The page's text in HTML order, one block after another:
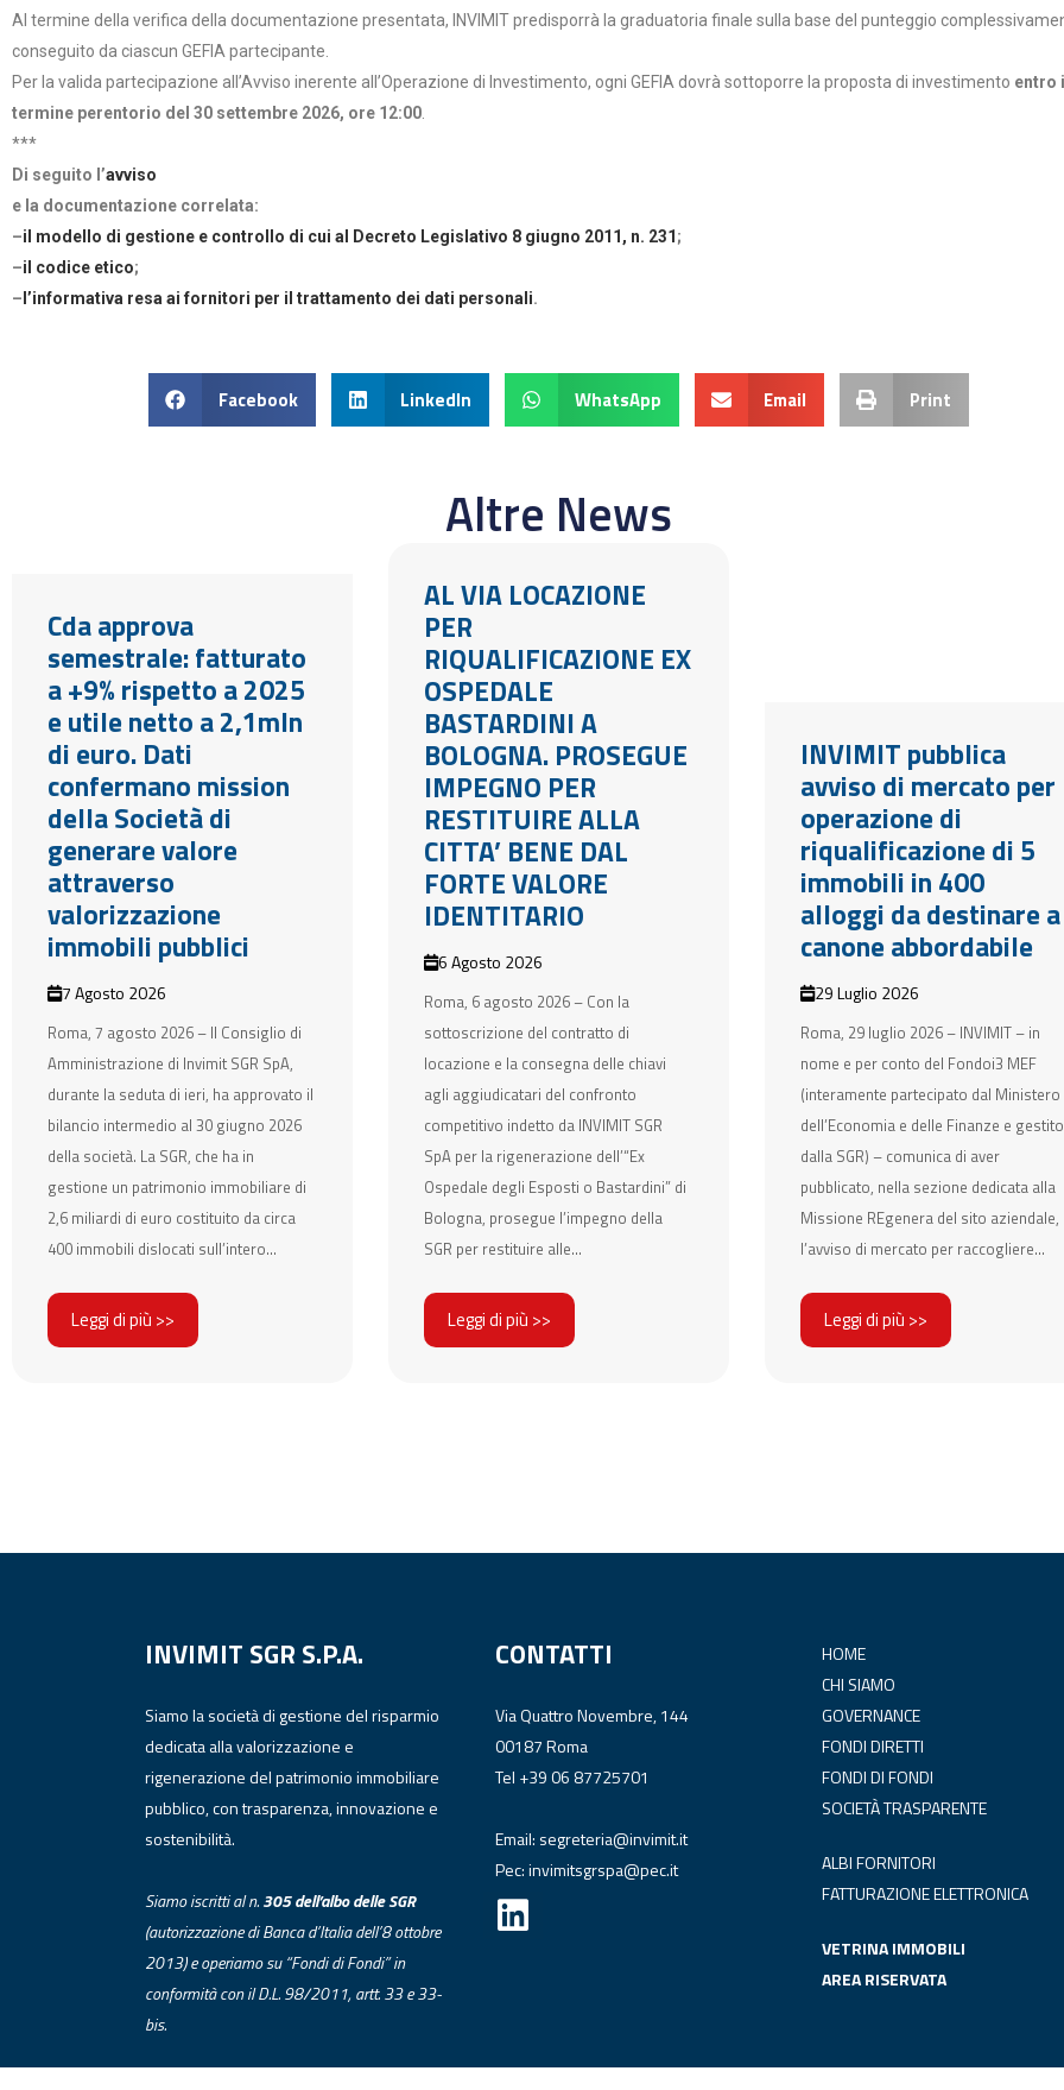
Al termine della verifica della documentazione presentata, INVIMIT predisporrà la graduatoria finale sulla base del punteggio
conseguito da ciascun GEFIA partecipante.
Per la valida partecipazione all’Avviso inerente all’Operazione di Investimento, ogni GEFIA dovrà sottoporre la proposta di investimento entro il
termine perentorio del 30 settembre 2026, ore 12:00
***
Di seguito l’avviso
e la documentazione correlata:
–il modello di gestione e controllo di cui al Decreto Legislativo 8 giugno 2011, n. 231 ;
–il codice etico;
– l’informativa resa ai fornitori per il trattamento dei dati personali.
Facebook LinkedIn WhatsApp Email Print
Altre News
Cda approva
semestrale: fatturato
a +9% rispetto a 2025
e utile netto a 2,1mln
di euro. Dati
confermano mission
della Società di
generare valore
attraverso
valorizzazione
immobili pubblici
7 Agosto 2026
Roma, 7 agosto 2026 – Il Consiglio di
Amministrazione di Invimit SGR SpA,
durante la seduta di ieri, ha approvato il
bilancio intermedio al 30 giugno 2026
della società. La SGR, che ha in
gestione un patrimonio immobiliare di
2,6 miliardi di euro costituito da circa
400 immobili dislocati sull’intero...
Leggi di più >>
AL VIA LOCAZIONE
PER
RIQUALIFICAZIONE EX
OSPEDALE
BASTARDINI A
BOLOGNA. PROSEGUE
IMPEGNO PER
RESTITUIRE ALLA
CITTA’ BENE DAL
FORTE VALORE
IDENTITARIO
6 Agosto 2026
Roma, 6 agosto 2026 – Con la
sottoscrizione del contratto di
locazione e la consegna delle chiavi
agli aggiudicatari del confronto
competitivo indetto da INVIMIT SGR
SpA per la rigenerazione dell’“Ex
Ospedale degli Esposti o Bastardini” di
Bologna, prosegue l’impegno della
SGR per restituire alle...
Leggi di più >>
INVIMIT pubblica
avviso di mercato per
operazione di
riqualificazione di 5
immobili in 400
alloggi da destinare a
canone abbordabile
29 Luglio 2026
Roma, 29 luglio 2026 – INVIMIT – in
nome e per conto del Fondoi3 MEF
(interamente partecipato dal Ministero
dell’Economia e delle Finanze e gestito
dalla SGR) – comunica di aver
pubblicato, nella sezione dedicata alla
Missione REgenera del sito aziendale,
l’avviso di mercato per raccogliere...
Leggi di più >>
INVIMIT SGR S.P.A.
Siamo la società di gestione del risparmio
dedicata alla valorizzazione e
rigenerazione del patrimonio immobiliare
pubblico, con trasparenza, innovazione e
sostenibilità.
Siamo iscritti al n.305 dell’albodelleSGR
(autorizzazione di Banca d’Italia dell’8 ottobre
2013) e operiamo su “Fondi di Fondi” in
conformità con il D.L. 98/2011, artt. 33 e 33-
bis.
CONTATTI
Via Quattro Novembre, 144
00187 Roma
Tel +39 06 87725701
Email: segreteria@invimit.it
Pec:invimitsgrspa@pec.it
HOME
CHI SIAMO
GOVERNANCE
FONDI DIRETTI
FONDI DI FONDI
SOCIETÀ TRASPARENTE
ALBI FORNITORI
FATTURAZIONE ELETTRONICA
VETRINA IMMOBILI
AREA RISERVATA